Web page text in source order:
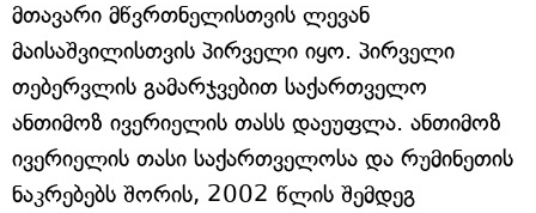
მთავარი მწვრთნელისთვის ლევან
მაისაშვილისთვის პირველი იყო. პირველი
თებერვლის გამარჯვებით საქართველო
ანთიმოზ ივერიელის თასს დაეუფლა. ანთიმოზ
ივერიელის თასი საქართველოსა და რუმინეთის
ნაკრებებს შორის, 2002 წლის შემდეგ